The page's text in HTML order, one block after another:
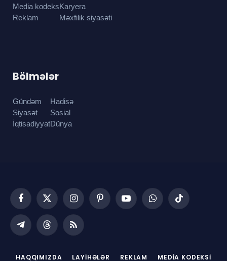
Media kodeks
Reklam
Karyera
Məxfilik siyasəti
Bölmələr
Gündəm
Siyasət
İqtisadiyyat
Hadisə
Sosial
Dünya
Facebook
X
(Twitter)
InstagramPinterestYouTubeWhatsAppTikTok
TelegramThreadsRSS
HAQQIMIZDA LAYIHƏLƏR REKLAM MEDIA KODEKSI